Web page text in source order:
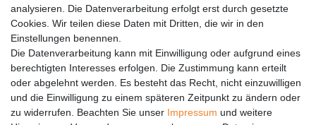
Vertrag widerrufen
PARTNER
DHL
GLS
analysieren. Die Datenverarbeitung erfolgt erst durch gesetzte
Cookies. Wir teilen diese Daten mit Dritten, die wir in den
Einstellungen benennen.
Die Datenverarbeitung kann mit Einwilligung oder aufgrund eines
berechtigten Interesses erfolgen. Die Zustimmung kann erteilt
oder abgelehnt werden. Es besteht das Recht, nicht einzuwilligen
und die Einwilligung zu einem späteren Zeitpunkt zu ändern oder
zu widerrufen. Beachten Sie unser Impressum und weitere